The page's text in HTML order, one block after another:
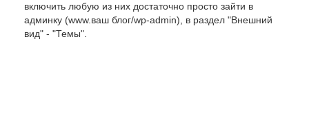
включить любую из них достаточно просто зайти в
админку (www.ваш блог/wp-admin), в раздел "Внешний
вид" - "Темы".